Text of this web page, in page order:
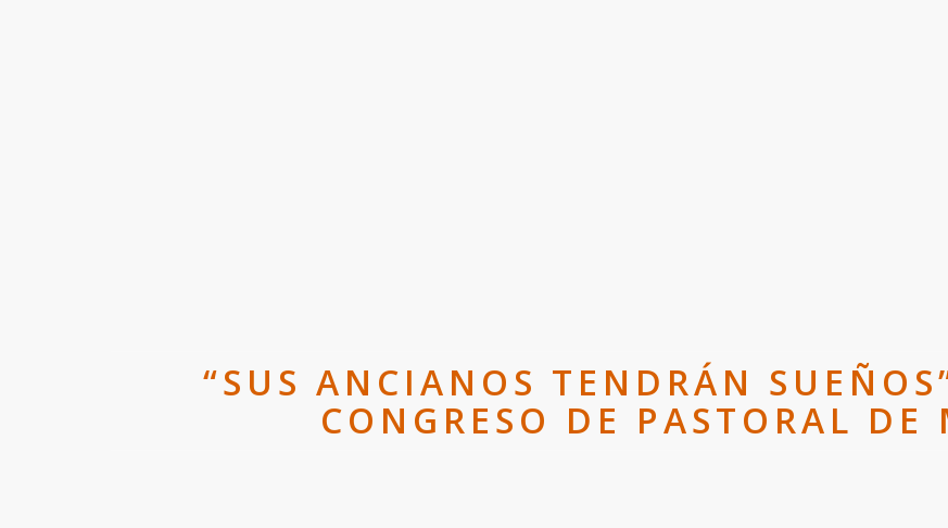
“SUS ANCIANOS TENDRÁN
CONGRESO DE PASTORAL DE